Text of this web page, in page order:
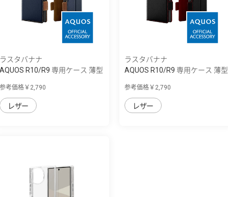
ラスタバナナ
AQUOS R10/R9 専用ケース 薄型
参考価格￥2,790
レザー
ラスタバナナ
AQUOS R10/R9 専用ケース 薄型
参考価格￥2,790
レザー